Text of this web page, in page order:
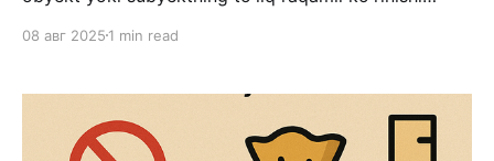
kutaliyotgan natijalar prognizini aniqlash uchun
kosmik qurilmalarning uchish jarayonini simulyatsiya
qilish uchun qo'
08 авг 2025 1 min read